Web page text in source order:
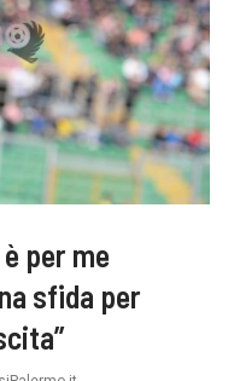
per me
sfida per